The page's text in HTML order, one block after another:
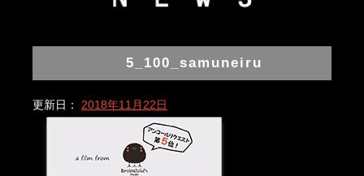
5_100_samuneiru
更新日： 2018年11月22日